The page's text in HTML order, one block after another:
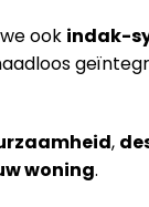
ook indak-
,
woning.